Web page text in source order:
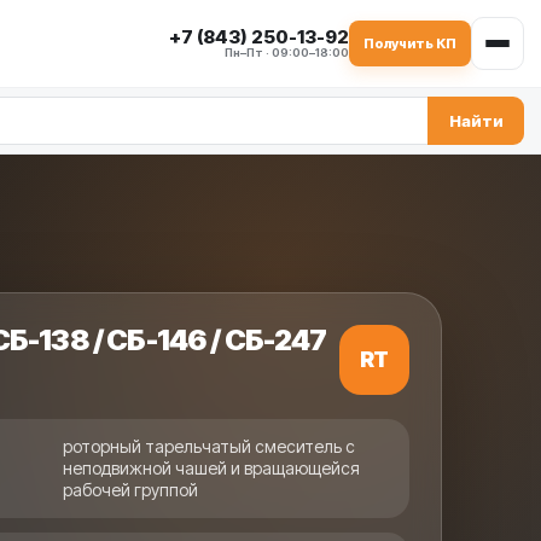
+7 (843) 250-13-92
Пн–Пт · 09:00–18:00
Получить КП
Найти
СБ для
138 / СБ-146 / СБ-247
RT
роторный тарельчатый смеситель с
неподвижной чашей и вращающейся
рабочей группой